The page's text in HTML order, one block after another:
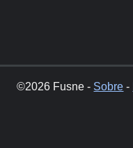
©2026 Fusne - Sobre -